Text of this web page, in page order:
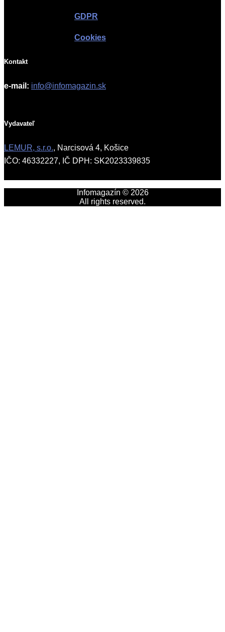
GDPR
Cookies
Kontakt
e-mail: info@infomagazin.sk
Vydavateľ
LEMUR, s.r.o., Narcisová 4, Košice
IČO: 46332227, IČ DPH: SK2023339835
Infomagazín © 2026
All rights reserved.